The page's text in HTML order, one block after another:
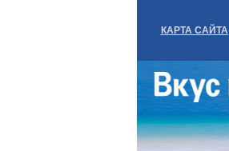
КАРТА САЙТА